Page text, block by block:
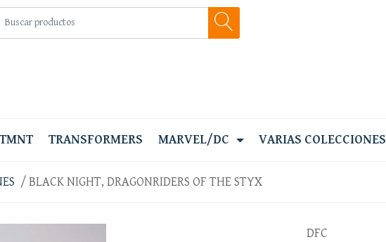
TMNT TRANSFORMERS MARVEL/DC VARIAS COLECCIONES
BLACK NIGHT, DRAGONRIDERS OF THE STYX
DFC